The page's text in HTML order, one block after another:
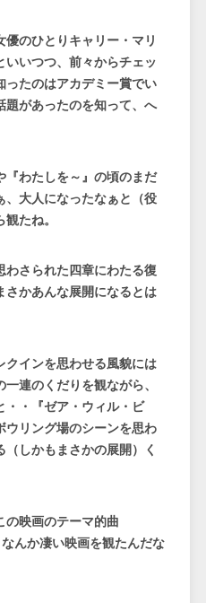
優のひとりキャリー・マリ
いいつつ、前々からチェッ
ったのはアカデミー賞でい
題があったのを知って、へ
『わたしを～』の頃のまだ
、大人になったなぁと（役
たね。
わさられた四章にわたる復
さかあんな展開になるとは
クインを思わせる風貌には
連のくだりを観ながら、
・・『ゼア・ウィル・ビ
ウリング場のシーンを思わ
しかもまさかの展開）く
の映画のテーマ的曲
んか凄い映画を観たんだな